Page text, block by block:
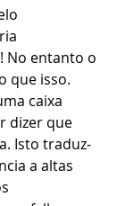
No entanto o
que isso.
caixa
dizer que
Isto traduz-
a altas